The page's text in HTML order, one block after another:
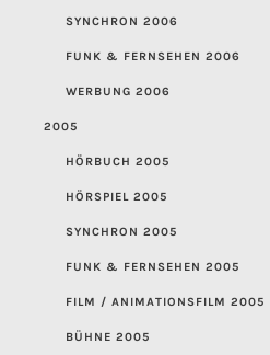
SYNCHRON 2006
FUNK & FERNSEHEN 2006
WERBUNG 2006
2005
HÖRBUCH 2005
HÖRSPIEL 2005
SYNCHRON 2005
FUNK & FERNSEHEN 2005
FILM / ANIMATIONSFILM 2005
BÜHNE 2005